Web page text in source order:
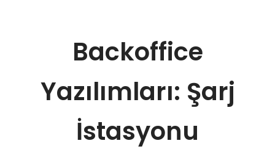
Backoffice
Yazılımları: Şarj
İstasyonu